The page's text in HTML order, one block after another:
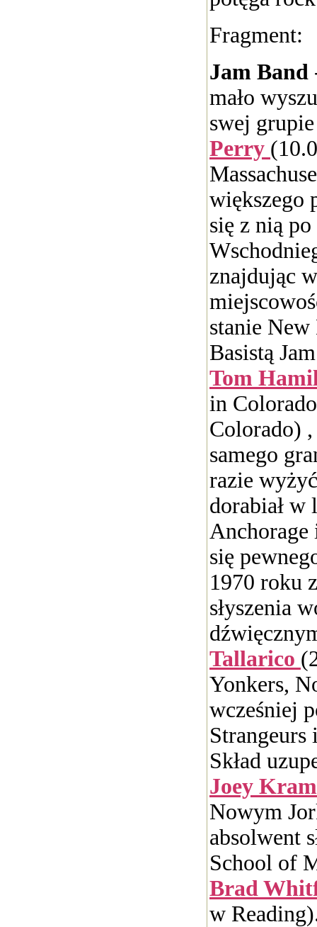
Fragment:
Jam Band
mało
swej
Perry
większego
się z nią
znajdując
stanie
Basistą
Tom
in
Colorado)
samego
razie
dorabiał
Anchorage
się
1970 roku
słyszenia
Tallarico
Yonkers,
wcześniej
Skład
Joey
Nowym
absolwent
School of
Brad
w